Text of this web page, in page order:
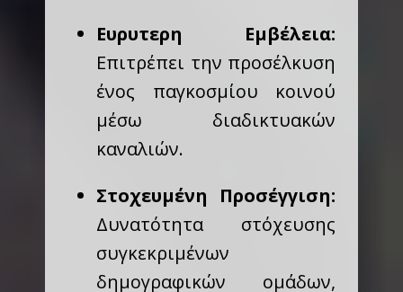
Ευρυτερη Εμβέλεια:
Επιτρέπει την προσέλκυση
ένος παγκοσμίου κοινού
μέσω διαδικτυακών
καναλιών.
Στοχευμένη Προσέγγιση:
Δυνατότητα στόχευσης
συγκεκριμένων
δημογραφικών ομάδων,